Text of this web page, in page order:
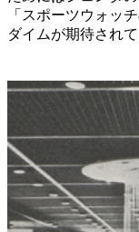
「スポーツウォッ
ダイムが期待されて